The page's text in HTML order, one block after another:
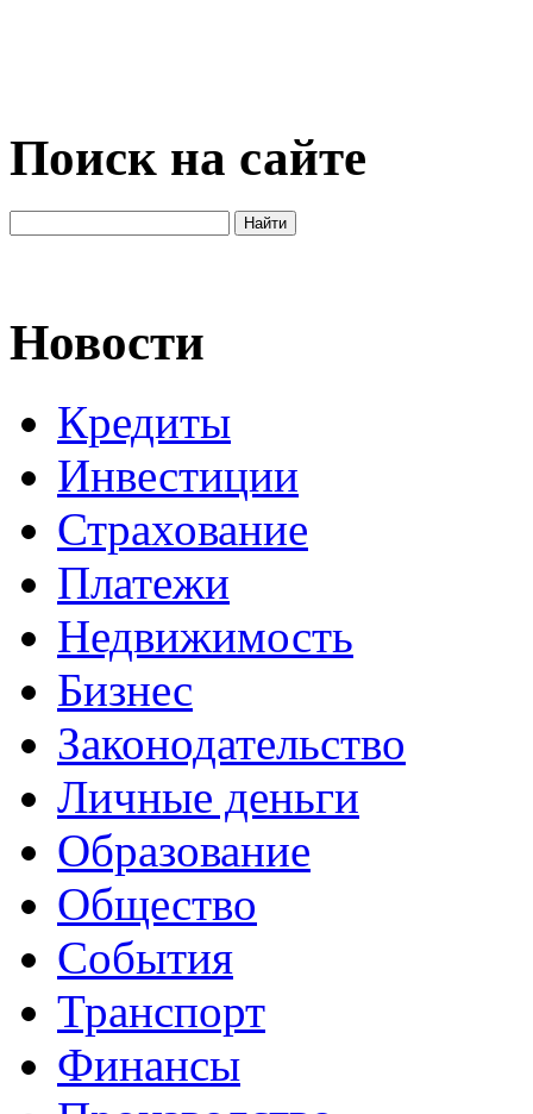
Поиск на сайте
Новости
Кредиты
Инвестиции
Страхование
Платежи
Недвижимость
Бизнес
Законодательство
Личные деньги
Образование
Общество
События
Транспорт
Финансы